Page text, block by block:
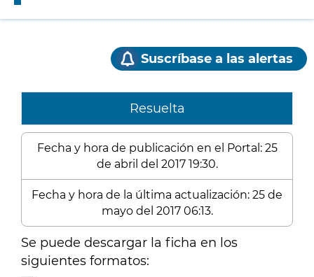
Suscríbase a las alertas
Resuelta
Fecha y hora de publicación en el Portal: 25
de abril del 2017 19:30.
Fecha y hora de la última actualización: 25 de
mayo del 2017 06:13.
Se puede descargar la ficha en los
siguientes formatos: